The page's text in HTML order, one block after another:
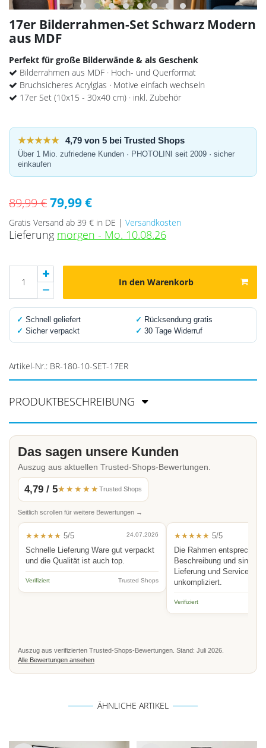
17er Bilderrahmen-Set Schwarz Modern
aus MDF
Perfekt für große Bilderwände & als Geschenk
Bilderrahmen aus MDF · Hoch- und Querformat
Bruchsicheres Acrylglas · Motive einfach wechseln
17er Set (10x15 - 30x40 cm) · inkl. Zubehör
★★★★★ 4,79 von 5 bei Trusted Shops
Über 1 Mio. zufriedene Kunden · PHOTOLINI seit 2009 · sicher
einkaufen
89,99 €79,99 €
Gratis Versand ab 39 € in DE | Versandkosten
Lieferung morgen - Mo. 10.08.26
In den Warenkorb
✓ Schnell geliefert ✓ Rücksendung gratis
✓ Sicher verpackt ✓ 30 Tage Widerruf
Artikel-Nr.: BR-180-10-SET-17ER
PRODUKTBESCHREIBUNG
Das sagen unsere Kunden
Auszug aus aktuellen Trusted-Shops-Bewertungen.
4,79 / 5★★★★★ Trusted Shops
Seitlich scrollen für weitere Bewertungen →
★★★★★ 5/5 24.07.2026
Schnelle Lieferung Ware gut verpackt
und die Qualität ist auch top.
Verifiziert Trusted Shops
★★★★★ 5/5
Die Rahmen entsprechen
Beschreibung und sind
Lieferung und Service
unkompliziert.
Verifiziert
Auszug aus verifizierten Trusted-Shops-Bewertungen. Stand: Juli 2026.
Alle Bewertungen ansehen
ÄHNLICHE ARTIKEL